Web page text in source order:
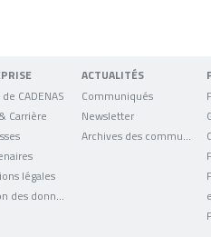
CADENAS
Carrière
légales
ACTUALITÉS
Communiqués
Newsletter